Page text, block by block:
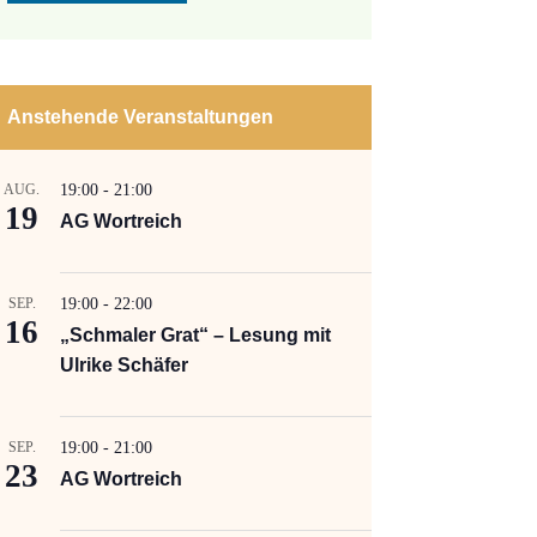
Anstehende Veranstaltungen
AUG.
19
19:00 - 21:00
AG Wortreich
SEP.
16
19:00 - 22:00
„Schmaler Grat“ – Lesung mit
Ulrike Schäfer
SEP.
23
19:00 - 21:00
AG Wortreich